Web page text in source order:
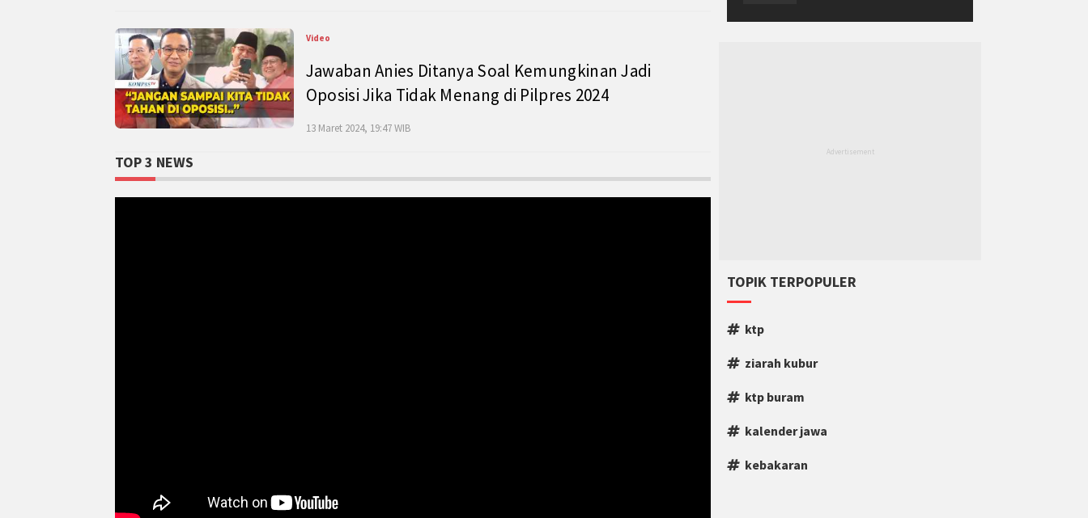
Video
Jawaban Anies Ditanya Soal Kemungkinan Jadi
Oposisi Jika Tidak Menang di Pilpres 2024
13 Maret 2024, 19:47 WIB
TOP 3 NEWS
TOPIK TERPOPULER
ktp
ziarah kubur
ktp buram
kalender jawa
kebakaran